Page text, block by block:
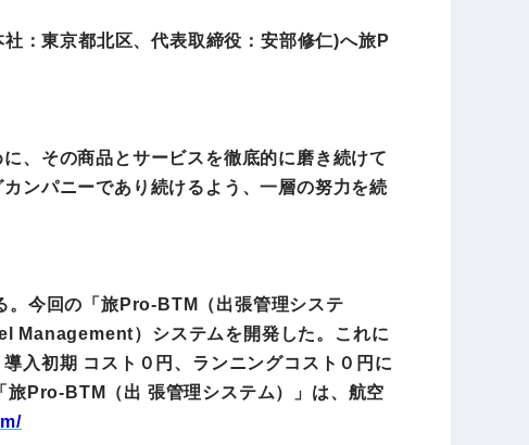
ズDX開発
業・
人材ソリューション事業
外貨自動両替機事業
：東京都北区、代表取締役：安部修仁)へ旅P
、その商品とサービスを徹底的に磨き続けて
ンパニーであり続けるよう、一層の努力を続
。今回の「旅Pro-BTM（出張管理システ
Management）システムを開発した。これに
入初期 コスト０円、ランニングコスト０円に
Pro-BTM（出 張管理システム）」は、航空